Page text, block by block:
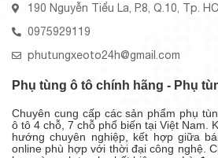
190 Nguyễn Tiểu La, P.8, Q.10, Tp.
0975929119
phutungxeoto24h@gmail.com
Phụ tùng ô tô chính hãng - Phụ
Chuyên cung cấp các sản phẩm phụ
ô tô 4 chỗ, 7 chỗ phổ biến tại Việt Nam.
hướng chuyên nghiệp, kết hợp giữa
online phù hợp với thời đại công nghệ.